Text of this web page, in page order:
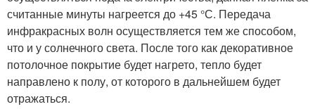
считанные минуты нагреется до +45 °С. Передача
инфракрасных волн осуществляется тем же способом,
что и у солнечного света. После того как декоративное
потолочное покрытие будет нагрето, тепло будет
направлено к полу, от которого в дальнейшем будет
отражаться.